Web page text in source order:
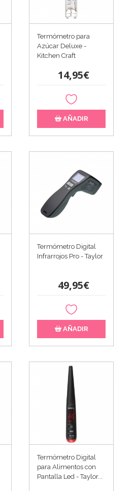
Termómetro para
Azúcar Deluxe -
Kitchen Craft
14,95€
AÑADIR
Termómetro Digital
Infrarrojos Pro - Taylor
49,95€
AÑADIR
Termómetro Digital
para Alimentos con
Pantalla Led - Taylor...